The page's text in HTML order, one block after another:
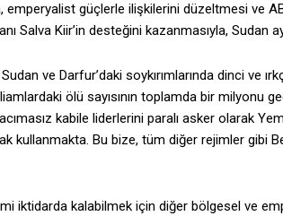
emperyalist güçlerle ilişkilerini düzeltmesi ve
Salva Kiir’in desteğini kazanmasıyla, Sudan
ve Darfur’daki soykırımlarında dinci ve
ölü sayısının toplamda bir
kabile liderlerini paralı asker olarak
kullanmakta. Bu bize, tüm diğer rejimler gibi
iktidarda kalabilmek için diğer bölgesel ve